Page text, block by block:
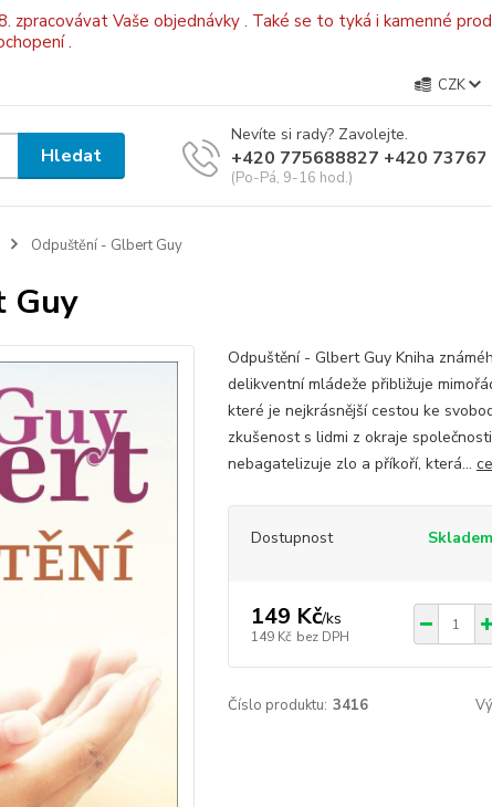
zpracovávat Vaše objednávky . Také se to tyká i kamenné
.
CZK
Hledat
Nevíte si rady? Zavolejte.
+420 775688827 +420
(Po-Pá, 9-16 hod.)
Odpuštění - Glbert Guy
Guy
Odpuštění - Glbert Guy Kniha
delikventní mládeže přibližuje
které je nejkrásnější cestou ke
zkušenost s lidmi z okraje
nebagatelizuje zlo a příkoří, která...
Dostupnost
149 Kč/ks
149 Kč bez DPH
Číslo produktu: 3416